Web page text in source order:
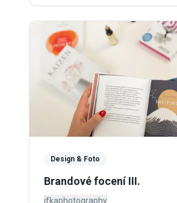
Design & Foto
Brandové focení III.
ifkaphotography